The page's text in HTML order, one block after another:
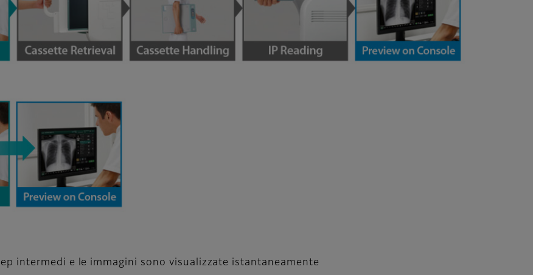
intermedi e le immagini sono visualizzate istantaneamente